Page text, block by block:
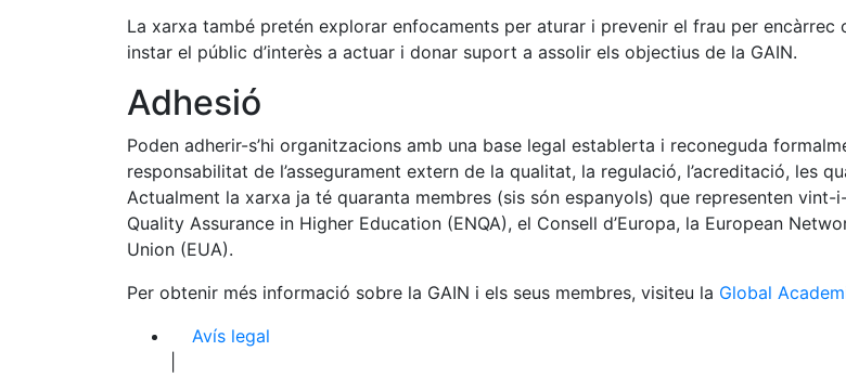
La xarxa també pretén explorar enfocaments per aturar i prevenir el frau per
instar el públic d’interès a actuar i donar suport a assolir els objectius de la GAIN.
Adhesió
Poden adherir-s’hi organitzacions amb una base legal establerta i reconeguda
responsabilitat de l’assegurament extern de la qualitat, la regulació, l’acreditació, les
Actualment la xarxa ja té quaranta membres (sis són espanyols) que representen
Quality Assurance in Higher Education (ENQA), el Consell d’Europa, la European
Union (EUA).
Per obtenir més informació sobre la GAIN i els seus membres, visiteu la Global
Avís legal